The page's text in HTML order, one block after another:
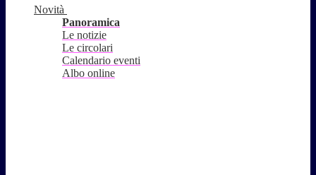
Novità
Panoramica
Le notizie
Le circolari
Calendario eventi
Albo online